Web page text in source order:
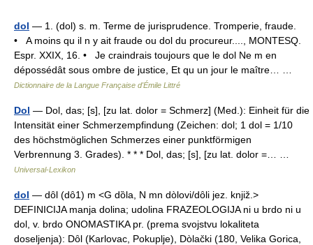
dol — 1. (dol) s. m. Terme de jurisprudence. Tromperie, fraude.
• A moins qu il n y ait fraude ou dol du procureur...., MONTESQ.
Espr. XXIX, 16. • Je craindrais toujours que le dol Ne m en
dépossédât sous ombre de justice, Et qu un jour le maître… …
Dictionnaire de la Langue Française d'Émile Littré
Dol — Dol, das; [s], [zu lat. dolor = Schmerz] (Med.): Einheit für die
Intensität einer Schmerzempfindung (Zeichen: dol; 1 dol = 1/10
des höchstmöglichen Schmerzes einer punktförmigen
Verbrennung 3. Grades). * * * Dol, das; [s], [zu lat. dolor =… …
Universal-Lexikon
dol — dȏl (dȏ1) m <G dȍla, N mn dòlovi/dȏli jez. knjiž.>
DEFINICIJA manja dolina; udolina FRAZEOLOGIJA ni u brdo ni u
dol, v. brdo ONOMASTIKA pr. (prema svojstvu lokaliteta
doseljenja): Dȏl (Karlovac, Pokuplje), Dòlački (180, Velika Gorica,